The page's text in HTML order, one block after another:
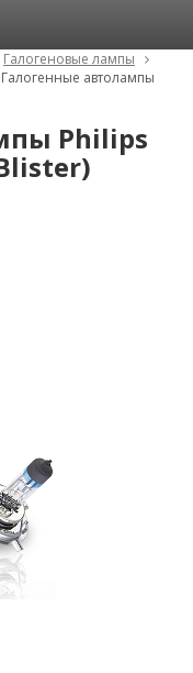
Галогеновые лампы
Галогенные автолампы
Philips